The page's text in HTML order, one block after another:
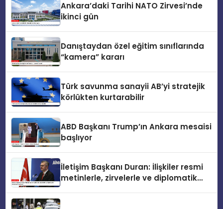
Ankara’daki Tarihi NATO Zirvesi’nde
ikinci gün
Danıştaydan özel eğitim sınıflarında
“kamera” kararı
Türk savunma sanayii AB’yi stratejik
körlükten kurtarabilir
ABD Başkanı Trump’ın Ankara mesaisi
başlıyor
İletişim Başkanı Duran: İlişkiler resmi
metinlerle, zirvelerle ve diplomatik